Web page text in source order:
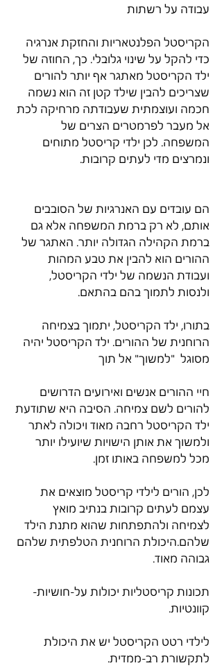
עבודה על רשתות
הקריסטל הפלנטאריות והחזקת אנרגיה
כדי להקל על שינוי גלובלי. כך, החוזה של
ילד הקריסטל מאתגר אף יותר להורים
שצריכים להבין שילד קטן זה הוא נשמה
חכמה ועוצמתית שעבודתה מרחיקה לכת
אל מעבר לפרמטרים הצרים של
המשפחה. לכן ילדי קריסטל מתוחים
ונמרצים מדי לעתים קרובות.
הם עובדים עם האנרגיות של הסובבים
אותם, לא רק ברמת המשפחה אלא גם
ברמת הקהילה הגדולה יותר. האתגר של
ההורים הוא להבין את טבע המהות
ועבודת הנשמה של ילדי הקריסטל,
ולנסות לתמוך בהם בהתאם.
בתורו, ילד הקריסטל, יתמוך בצמיחה
הרוחנית של ההורים. ילד הקריסטל יהיה
מסוגל  "למשוך" אל תוך
חיי ההורים אנשים ואירועים הדרושים
להורים לשם צמיחה. הסיבה היא שתודעת
ילד הקריסטל רחבה מאוד ויכולה לאתר
ולמשוך את אותן הישויות שיועילו יותר
מכל למשפחה באותו זמן.
לכן, הורים לילדי קריסטל מוצאים את
עצמם לעתים קרובות בנתיב מואץ
לצמיחה ולהתפתחות שהוא מתנת הילד
שלהם.היכולת הרוחנית הטלפתית שלהם
גבוהה מאוד.
תכונות קריסטליות יכולות על-חושיות-
קוונטיות.
לילדי רטט הקריסטל יש את היכולת
לתקשורת רב-ממדית.